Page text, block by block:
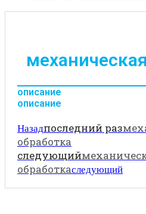
описание
описание
Назадпоследний раз
обработка
следующий
обработкаследующий